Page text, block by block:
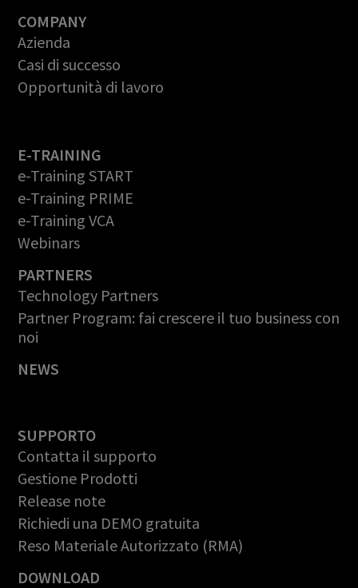
COMPANY
Azienda
Casi di successo
Opportunità di lavoro
E-TRAINING
e-Training START
e-Training PRIME
e-Training VCA
Webinars
PARTNERS
Technology Partners
Partner Program: fai crescere il tuo business con
noi
NEWS
SUPPORTO
Contatta il supporto
Gestione Prodotti
Release note
Richiedi una DEMO gratuita
Reso Materiale Autorizzato (RMA)
DOWNLOAD